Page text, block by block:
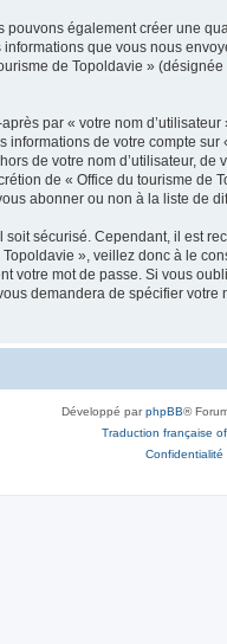
également créer une
que vous nous
de Topoldavie »
par « votre nom
de votre compte
de votre nom d’utilisateur,
de « Office du tourisme
abonner ou non à la liste de
sécurisé. Cependant, il est
», veillez donc à le
mot de passe. Si vous
demandera de spécifier
Développé parphpBB®
Traduction française
Confidentialité